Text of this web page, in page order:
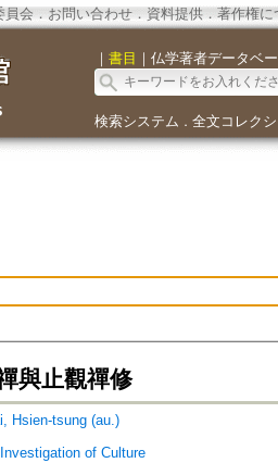
員会． お問い合わせ． 資料提供． 著作権に
｜ 書目 ｜ 仏学著者データベ
検索システム ． 全文コレク
與止觀禪修
Hsien-tsung (au.)
of Culture